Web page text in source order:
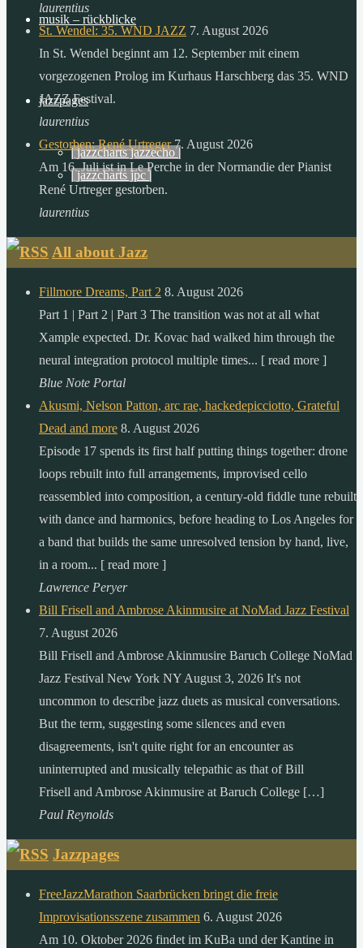
sonne,
menschheit
einem
ganzen
verbraucht.
musik – rückblicke
jazzpages
| jazzcharts jazzecho |
| jazzcharts jpc |
laurentius
St. Wendel: 35. WND JAZZ 7. August 2026
In St. Wendel beginnt am 12. September mit einem
vorgezogenen Prolog im Kurhaus Harschberg das 35. WND
JAZZ Festival.
laurentius
Gestorben: René Urtreger 7. August 2026
Am 16. Juli ist in Le Perche in der Normandie der Pianist
René Urtreger gestorben.
laurentius
All about Jazz
Fillmore Dreams, Part 2 8. August 2026
Part 1 | Part 2 | Part 3 The transition was not at all what
Xample expected. Dr. Kovac had walked him through the
neural integration protocol multiple times... [ read more ]
Blue Note Portal
Akusmi, Nelson Patton, arc rae, hackedepicciotto, Grateful
Dead and more 8. August 2026
Episode 17 spends its first half putting things together: drone
loops rebuilt into full arrangements, improvised cello
reassembled into composition, a century-old fiddle tune rebuilt
with dance and harmonics, before heading to Los Angeles for
a band that builds the same unresolved tension by hand, live,
in a room... [ read more ]
Lawrence Peryer
Bill Frisell and Ambrose Akinmusire at NoMad Jazz Festival
7. August 2026
Bill Frisell and Ambrose Akinmusire Baruch College NoMad
Jazz Festival New York NY August 3, 2026 It's not
uncommon to describe jazz duets as musical conversations.
But the term, suggesting some silences and even
disagreements, isn't quite right for an encounter as
uninterrupted and musically telepathic as that of Bill
Frisell and Ambrose Akinmusire at Baruch College […]
Paul Reynolds
Jazzpages
FreeJazzMarathon Saarbrücken bringt die freie
Improvisationsszene zusammen 6. August 2026
Am 10. Oktober 2026 findet im KuBa und der Kantine in